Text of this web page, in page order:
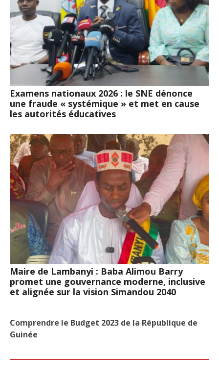
Examens nationaux 2026 : le SNE dénonce
une fraude « systémique » et met en cause
les autorités éducatives
Maire de Lambanyi : Baba Alimou Barry
promet une gouvernance moderne, inclusive
et alignée sur la vision Simandou 2040
Comprendre le Budget 2023 de la République de
Guinée